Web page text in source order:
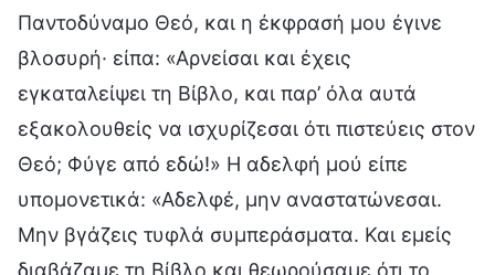
Παντοδύναμο Θεό, και η έκφρασή μου έγινε
βλοσυρή· είπα: «Αρνείσαι και έχεις
εγκαταλείψει τη Βίβλο, και παρ’ όλα αυτά
εξακολουθείς να ισχυρίζεσαι ότι πιστεύεις στον
Θεό; Φύγε από εδώ!» Η αδελφή μού είπε
υπομονετικά: «Αδελφέ, μην αναστατώνεσαι.
Μην βγάζεις τυφλά συμπεράσματα. Και εμείς
διαβάζαμε τη Βίβλο και θεωρούσαμε ότι το